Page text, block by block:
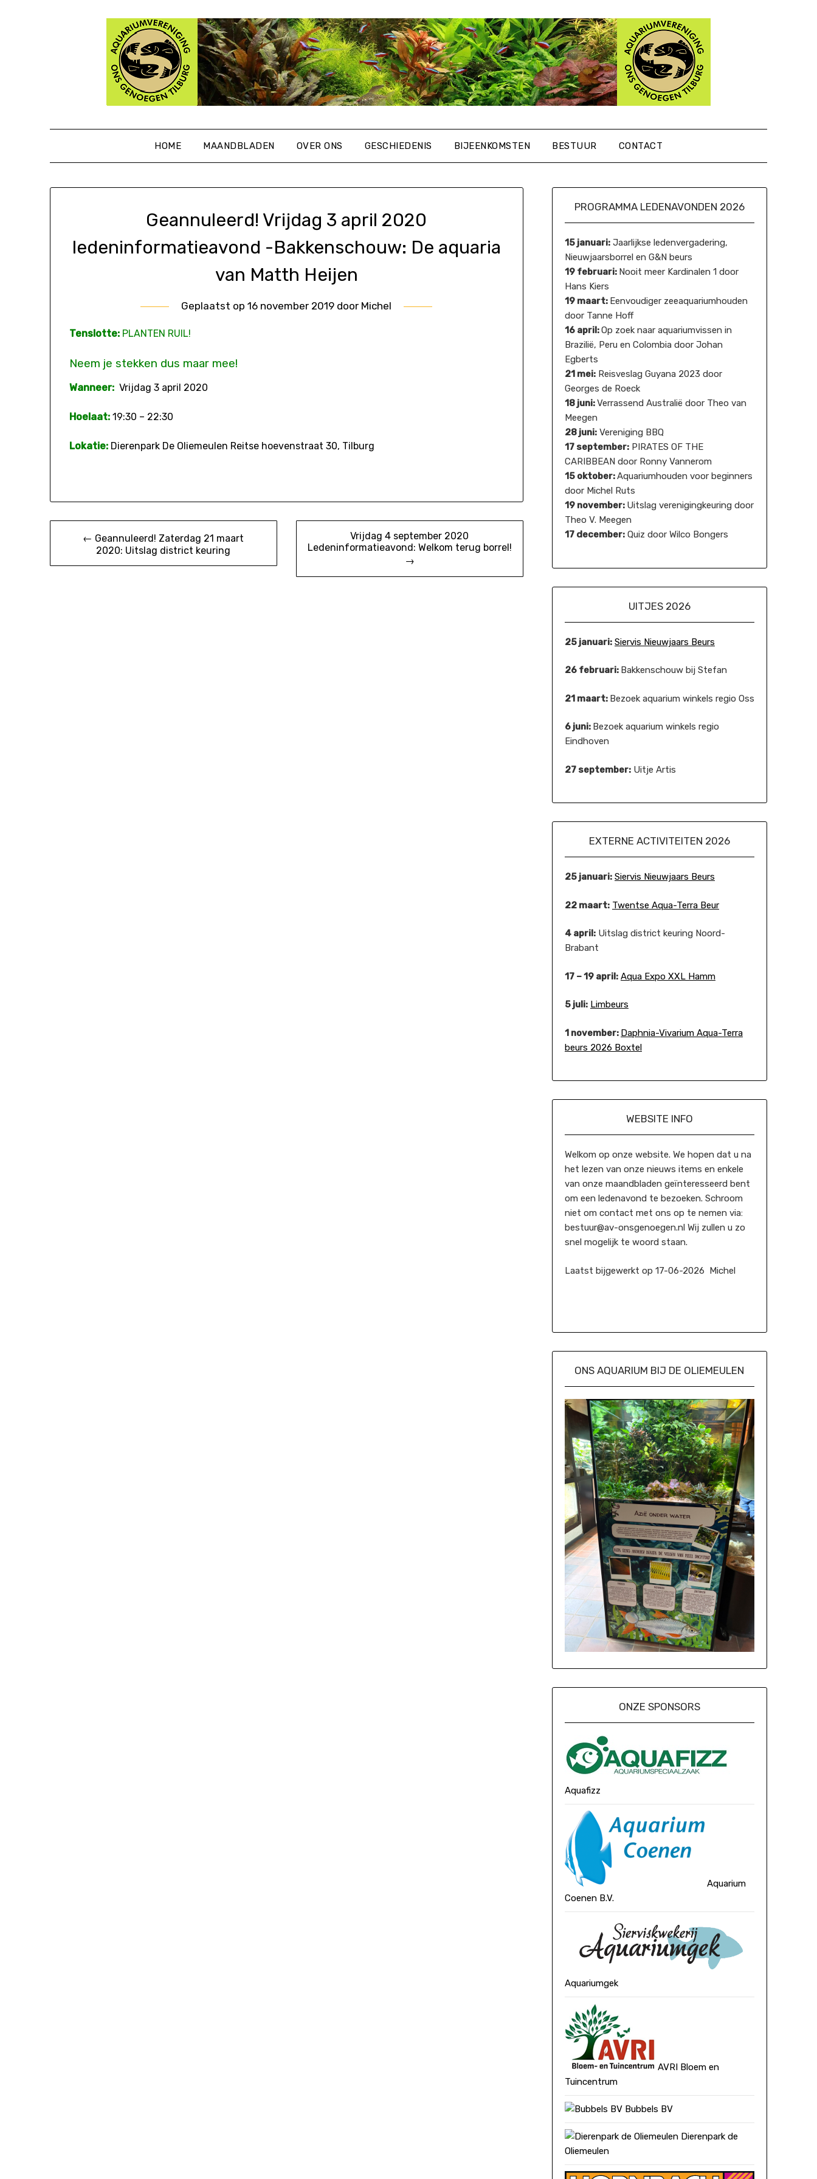
HOME MAANDBLADEN OVER ONS GESCHIEDENIS BIJEENKOMSTEN BESTUUR CONTACT
Geannuleerd! Vrijdag 3 april 2020
ledeninformatieavond -Bakkenschouw: De aquaria
van Matth Heijen
Geplaatst op16 november 2019 door Michel
Tenslotte: PLANTEN RUIL!
Neem je stekken dus maar mee!
Wanneer: Vrijdag 3 april 2020
Hoelaat: 19:30 – 22:30
Lokatie: Dierenpark De Oliemeulen Reitse hoevenstraat 30, Tilburg
Bericht
navigatie
← Geannuleerd! Zaterdag 21 maart
2020: Uitslag district keuring
Vrijdag 4 september 2020
Ledeninformatieavond: Welkom terug borrel!
→
PROGRAMMA LEDENAVONDEN 2026
15 januari:Jaarlijkse ledenvergadering,
Nieuwjaarsborrel en G&N beurs
19 februari: Nooit meer Kardinalen 1 door
Hans Kiers
19 maart: Eenvoudiger zeeaquariumhouden
door Tanne Hoff
16 april:Op zoek naar aquariumvissen in
Brazilië, Peru en Colombia door Johan
Egberts
21 mei:Reisveslag Guyana 2023 door
Georges de Roeck
18 juni:Verrassend Australië door Theo van
Meegen
28 juni:Vereniging BBQ
17 september:PIRATES OF THE
CARIBBEAN door Ronny Vannerom
15 oktober:Aquariumhouden voor beginners
door Michel Ruts
19 november: Uitslag verenigingkeuring door
Theo V. Meegen
17 december:Quiz door Wilco Bongers
UITJES 2026
25 januari: Siervis Nieuwjaars Beurs
26 februari: Bakkenschouw bij Stefan
21 maart: Bezoek aquarium winkels regio Oss
6 juni: Bezoek aquarium winkels regio
Eindhoven
27 september:Uitje Artis
EXTERNE ACTIVITEITEN 2026
25 januari: Siervis Nieuwjaars Beurs
22 maart: Twentse Aqua-Terra Beur
4 april:Uitslag district keuring Noord-
Brabant
17 – 19 april: Aqua Expo XXL Hamm
5 juli: Limbeurs
1 november: Daphnia-Vivarium Aqua-Terra
beurs 2026 Boxtel
WEBSITE INFO
Welkom op onze website. We hopen dat u na
het lezen van onze nieuws items en enkele
van onze maandbladen geïnteresseerd bent
om een ledenavond te bezoeken. Schroom
niet om contact met ons op te nemen via:
bestuur@av-onsgenoegen.nl Wij zullen u zo
snel mogelijk te woord staan.
Laatst bijgewerkt op 17-06-2026 Michel
ONS AQUARIUM BIJ DE OLIEMEULEN
ONZE SPONSORS
Aquafizz
Aquarium
Coenen B.V.
Aquariumgek
AVRI Bloem en
Tuincentrum
Bubbels BV
Dierenpark de
Oliemeulen